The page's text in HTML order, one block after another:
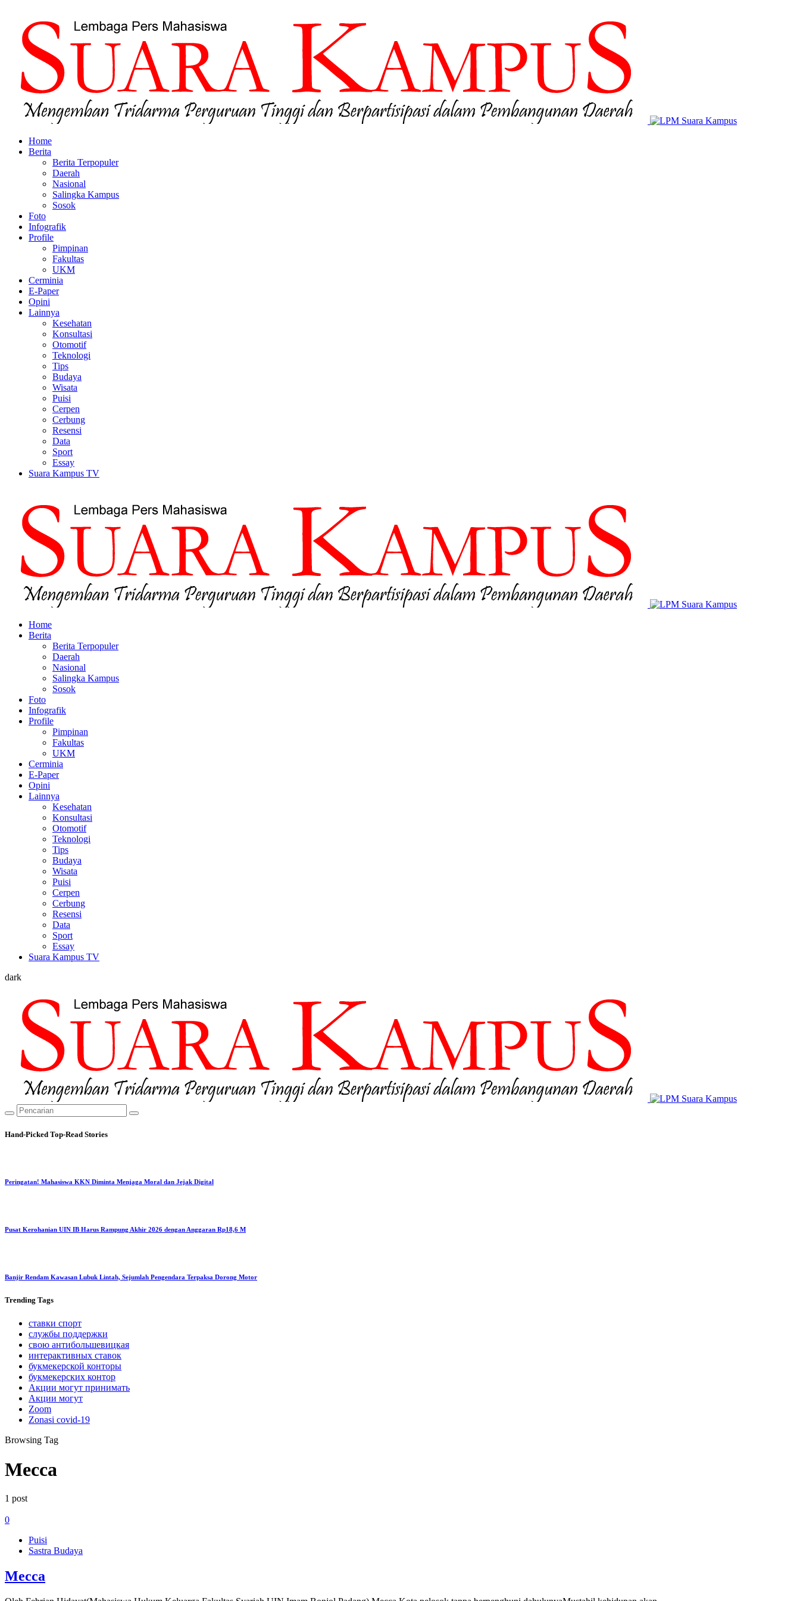
Home
Berita
Berita Terpopuler
Daerah
Nasional
Salingka Kampus
Sosok
Foto
Infografik
Profile
Pimpinan
Fakultas
UKM
Cerminia
E-Paper
Opini
Lainnya
Kesehatan
Konsultasi
Otomotif
Teknologi
Tips
Budaya
Wisata
Puisi
Cerpen
Cerbung
Resensi
Data
Sport
Essay
Suara Kampus TV
Home
Berita
Berita Terpopuler
Daerah
Nasional
Salingka Kampus
Sosok
Foto
Infografik
Profile
Pimpinan
Fakultas
UKM
Cerminia
E-Paper
Opini
Lainnya
Kesehatan
Konsultasi
Otomotif
Teknologi
Tips
Budaya
Wisata
Puisi
Cerpen
Cerbung
Resensi
Data
Sport
Essay
Suara Kampus TV
dark
Hand-Picked Top-Read Stories
Peringatan! Mahasiswa KKN Diminta Menjaga Moral dan Jejak Digital
Pusat Kerohanian UIN IB Harus Rampung Akhir 2026 dengan Anggaran Rp18,6 M
Banjir Rendam Kawasan Lubuk Lintah, Sejumlah Pengendara Terpaksa Dorong Motor
Trending Tags
ставки спорт
службы поддержки
свою антибольшевицкая
интерактивных ставок
букмекерской конторы
букмекерских контор
Акции могут принимать
Акции могут
Zoom
Zonasi covid-19
Browsing Tag
Mecca
1 post
0
Puisi
Sastra Budaya
Mecca